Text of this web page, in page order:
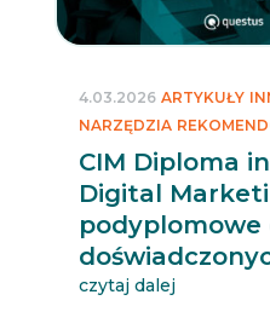
CIM Diploma
Digital
podyplomowe
4.03.2026 ARTYKUŁY
NARZĘDZIA
czytaj dalej